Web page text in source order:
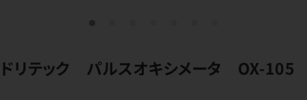
ドリテック パルスオキシメータ OX-105